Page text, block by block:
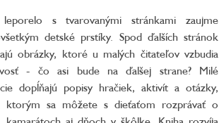
s tvarovanými stránkami zaujme
detské prstíky. Spod ďalších stránok
obrázky, ktoré u malých čitateľov vzbudia
- čo asi bude na ďalšej strane? Milé
dopĺňajú popisy hračiek, aktivít a otázky,
ktorým sa môžete s dieťaťom rozprávať o